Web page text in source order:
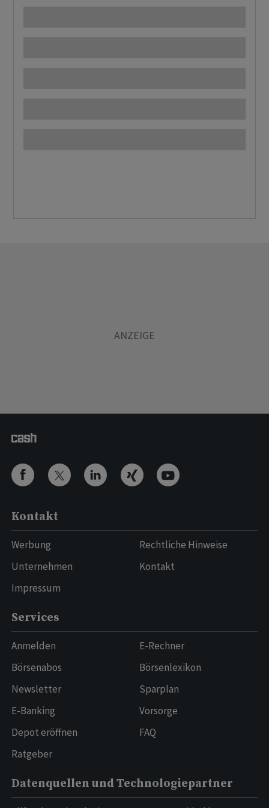
Kontakt
Werbung
Unternehmen
Impressum
Rechtliche Hinweise
Kontakt
Services
Anmelden
Börsenabos
Newsletter
E-Banking
Depot eröffnen
Ratgeber
E-Rechner
Börsenlexikon
Sparplan
Vorsorge
FAQ
Datenquellen und Technologiepartner